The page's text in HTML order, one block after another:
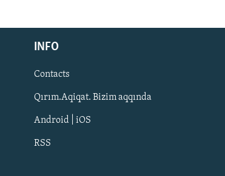
Русский
Українською
QOŞULIÑIZ!
INFO
Contacts
Qırım.Aqiqat. Bizim aqqında
Android | iOS
RSS